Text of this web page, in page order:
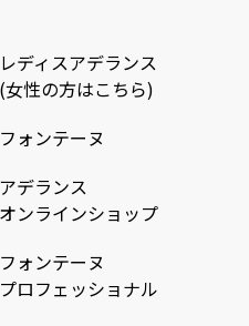
レディスアデランス
(女性の方はこちら)
フォンテーヌ
アデランス
オンラインショップ
フォンテーヌ
プロフェッショナル